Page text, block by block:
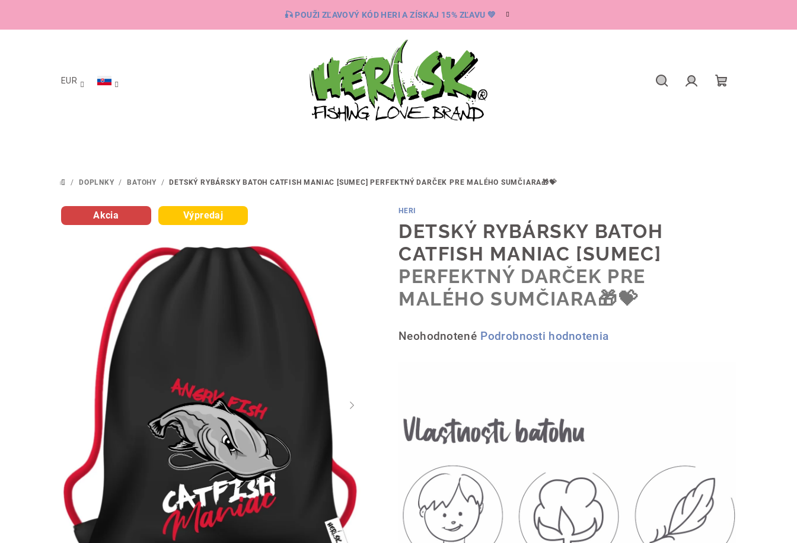
🎣 POUŽI ZĽAVOVÝ KÓD HERI A ZÍSKAJ 15% ZĽAVU 💚
EUR
DOMOV
/ DOPLNKY / BATOHY / DETSKÝ RYBÁRSKY BATOH CATFISH MANIAC [SUMEC] PERFEKTNÝ DARČEK PRE MALÉHO SUMČIARA🎁💝
HERI
DETSKÝ RYBÁRSKY BATOH
CATFISH MANIAC [SUMEC]
PERFEKTNÝ DARČEK PRE
MALÉHO SUMČIARA🎁💝
Priemerné
z
5
Neohodnotené Podrobnosti hodnotenia
Akcia Výpredaj